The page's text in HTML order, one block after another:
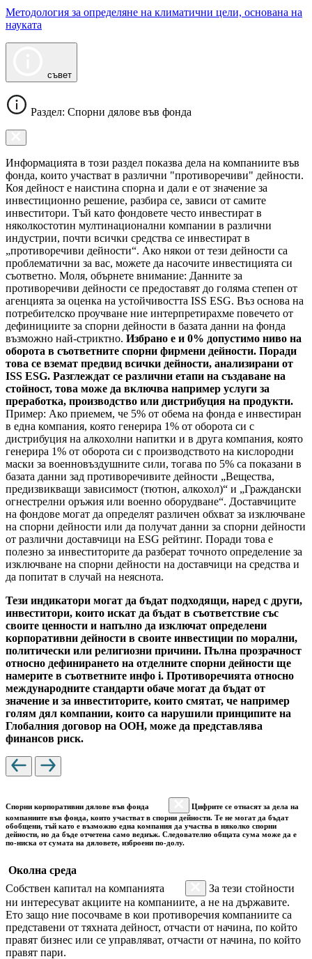
Методология за определяне на климатични цели, основана на
науката
съвет
Раздел: Спорни дялове във фонда
Информацията в този раздел показва дела на компаниите във
фонда, които участват в различни "противоречиви" дейности.
Коя дейност е наистина спорна и дали е от значение за
инвестиционно решение, разбира се, зависи от самите
инвеститори. Тъй като фондовете често инвестират в
няколкостотин мултинационални компании в различни
индустрии, почти всички средства се инвестират в
„противоречиви дейности“. Ако някои от тези дейности са
проблематични за вас, можете да насочите инвестицията си
съответно. Моля, обърнете внимание: Данните за
противоречиви дейности се предоставят до голяма степен от
агенцията за оценка на устойчивостта ISS ESG. Въз основа на
потребителско проучване ние интерпретирахме повечето от
дефинициите за спорни дейности в базата данни на фонда
възможно най-стриктно. Избрано е и 0% допустимо ниво на
оборота в съответните спорни фирмени дейности. Поради
това се вземат предвид всички дейности, анализирани от
ISS ESG. Разглеждат се различни етапи на създаване на
стойност, това може да включва например услуги за
преработка, производство или дистрибуция на продукти.
Пример: Ако приемем, че 5% от обема на фонда е инвестиран
в една компания, която генерира 1% от оборота си с
дистрибуция на алкохолни напитки и в друга компания, която
генерира 1% от оборота си с производството на кислородни
маски за военновъздушните сили, тогава по 5% са показани в
базата данни зад противоречивите дейности „Вещества,
предизвикващи зависимост (тютюн, алкохол)“ и „Граждански
огнестрелни оръжия или военно оборудване“. Доставчиците
на фондове могат да определят различен обхват за изключване
на спорни дейности или да получат данни за спорни дейности
от различни доставчици на ESG рейтинг. Поради това е
полезно за инвеститорите да разберат точното определение за
изключване на спорни дейности на доставчици на средства и
да попитат в случай на неяснота.
Тези индикатори могат да бъдат подходящи, наред с други,
инвеститори, които искат да бъдат в съответствие със
своите ценности и напълно да изключат определени
корпоративни дейности в своите инвестиции по морални,
политически или религиозни причини. Пълна прозрачност
относно дефинирането на отделните спорни дейности ще
намерите в съответните инфо i. Противоречията относно
международните стандарти обаче могат да бъдат от
значение и за инвеститорите, които смятат, че например
голям дял компании, които са нарушили принципите на
Глобалния договор на ООН, може да представлява
финансов риск.
Спорни корпоративни дялове във фонда
Цифрите се отнасят за дела на
компаниите във фонда, които участват в спорни дейности. Те не могат да бъдат
обобщени, тъй като е възможно една компания да участва в няколко спорни
дейности, но да бъде отчетена само веднъж. Следователно общата сума може да е
по-ниска от сумата на дяловете, изброени по-долу.
Околна среда
Собствен капитал на компанията
За тези стойности
ни интересуват акциите на компаниите, а не на държавите.
Ето защо ние посочваме в кои противоречия компаниите са
представени от тяхната дейност, отчасти от начина, по който
правят бизнес или се управляват, отчасти от начина, по който
правят пари.